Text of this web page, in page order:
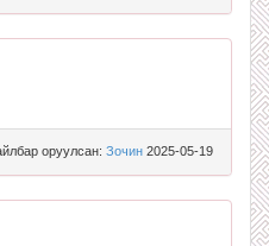
оруулсан: Зочин 2025-05-19